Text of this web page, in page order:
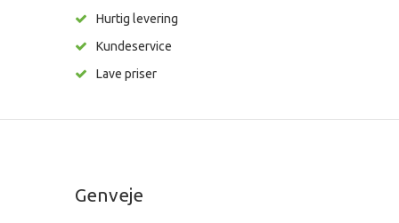
Hurtig levering
Kundeservice
Lave priser
Genveje